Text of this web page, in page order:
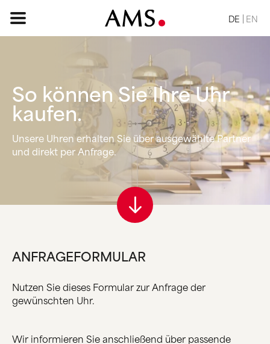
STARTSEITE
SORTIMENT
BASIC
KLASSISCH
VINTAGE
ANFRAGE
ÜBER UNS
HERSTELLUNG
SCHWARZWALD
DE EN
So können SieIhre Uhr
kaufen.
Unsere Uhren erhalten Sie über ausgewählte Partner
und direkt per Anfrage.
ANFRAGEFORMULAR
Nutzen Sie dieses Formular zur Anfrage der
gewünschten Uhr.
Wir informieren Sie anschließend über passende